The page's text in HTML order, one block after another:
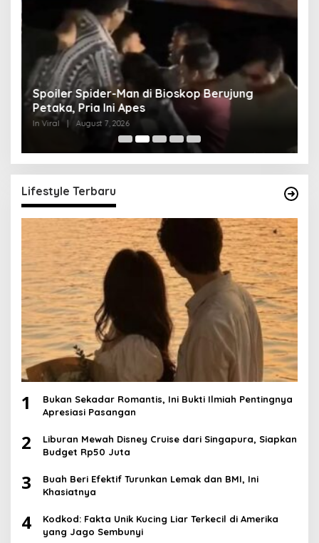
Spoiler Spider-Man di Bioskop Berujung
Petaka, Pria Ini Apes
In Viral August 7, 2026
Lifestyle Terbaru
1
Bukan Sekadar Romantis, Ini Bukti Ilmiah Pentingnya
Apresiasi Pasangan
2
Liburan Mewah Disney Cruise dari Singapura, Siapkan
Budget Rp50 Juta
3
Buah Beri Efektif Turunkan Lemak dan BMI, Ini
Khasiatnya
4
Kodkod: Fakta Unik Kucing Liar Terkecil di Amerika
yang Jago Sembunyi